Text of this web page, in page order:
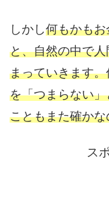
しかし何もかも
と、自然の中で
まっていきます
を「つまらない
こともまた確か
ス